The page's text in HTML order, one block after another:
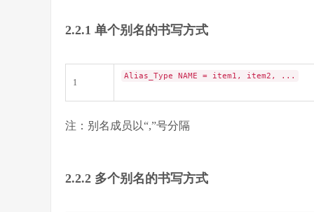
2.2.1 单个别名的书写方式
1
Alias_Type NAME = item1, item2, ...
注：别名成员以“,”号分隔
2.2.2 多个别名的书写方式